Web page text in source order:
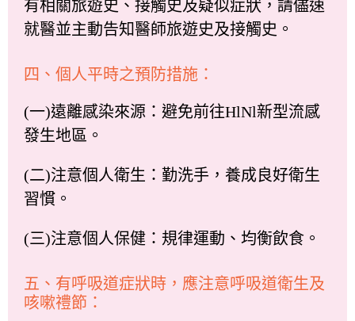
有相關旅遊史、接觸史及疑似症狀，請儘速
就醫並主動告知醫師旅遊史及接觸史。
四、個人平時之預防措施：
(一)遠離感染來源：避免前往HlNl新型流感
發生地區。
(二)注意個人衛生：勤洗手，養成良好衛生
習慣。
(三)注意個人保健：規律運動、均衡飲食。
五、有呼吸道症狀時，應注意呼吸道衛生及
咳嗽禮節：